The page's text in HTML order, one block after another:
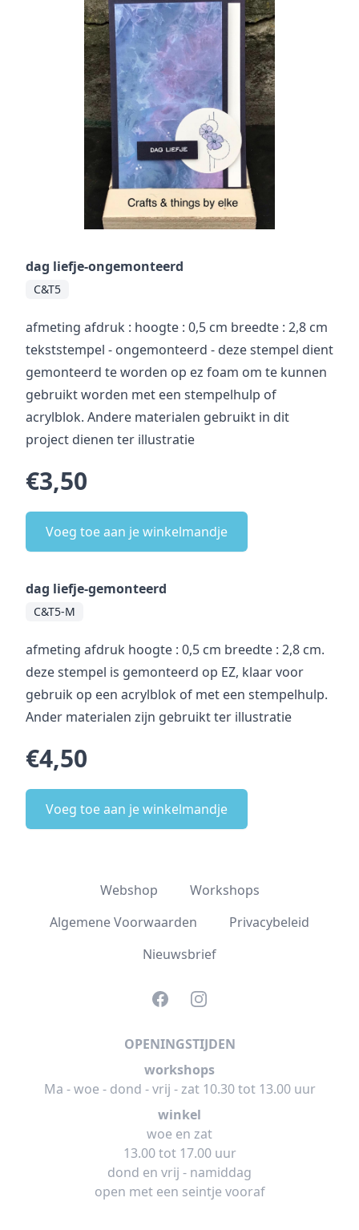
dag liefje-ongemonteerd
C&T5
afmeting afdruk : hoogte : 0,5 cm breedte : 2,8 cm
tekststempel - ongemonteerd - deze stempel dient
gemonteerd te worden op ez foam om te kunnen
gebruikt worden met een stempelhulp of
acrylblok. Andere materialen gebruikt in dit
project dienen ter illustratie
€3,50
Voeg toe aan je winkelmandje
dag liefje-gemonteerd
C&T5-M
afmeting afdruk hoogte : 0,5 cm breedte : 2,8 cm.
deze stempel is gemonteerd op EZ, klaar voor
gebruik op een acrylblok of met een stempelhulp.
Ander materialen zijn gebruikt ter illustratie
€4,50
Voeg toe aan je winkelmandje
Webshop
Workshops
Algemene Voorwaarden
Privacybeleid
Nieuwsbrief
FacebookInstagram
OPENINGSTIJDEN
workshops
Ma - woe - dond - vrij - zat 10.30 tot 13.00 uur
winkel
woe en zat
13.00 tot 17.00 uur
dond en vrij - namiddag
open met een seintje vooraf